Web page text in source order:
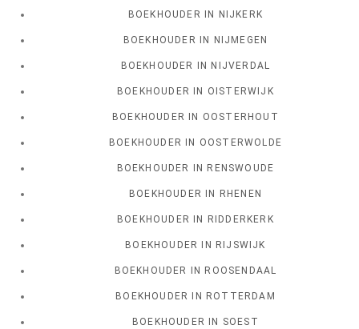
BOEKHOUDER IN NIJKERK
BOEKHOUDER IN NIJMEGEN
BOEKHOUDER IN NIJVERDAL
BOEKHOUDER IN OISTERWIJK
BOEKHOUDER IN OOSTERHOUT
BOEKHOUDER IN OOSTERWOLDE
BOEKHOUDER IN RENSWOUDE
BOEKHOUDER IN RHENEN
BOEKHOUDER IN RIDDERKERK
BOEKHOUDER IN RIJSWIJK
BOEKHOUDER IN ROOSENDAAL
BOEKHOUDER IN ROTTERDAM
BOEKHOUDER IN SOEST